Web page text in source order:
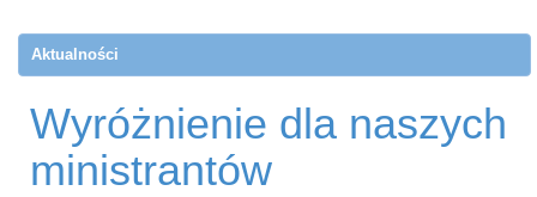
Aktualności
Wyróżnienie dla naszych
ministrantów